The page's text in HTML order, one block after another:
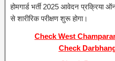
होमगार्ड भर्ती 2025 आवेदन प्रक्रिया
से शारीरिक परीक्षण शुरू होगा।
Check West
Check